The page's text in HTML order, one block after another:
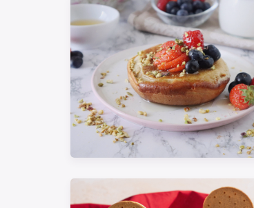
Plats principaux
Boissons et rafraîchissements
Accompagnement
Pizzas et focaccia
Gateaux et patisserie